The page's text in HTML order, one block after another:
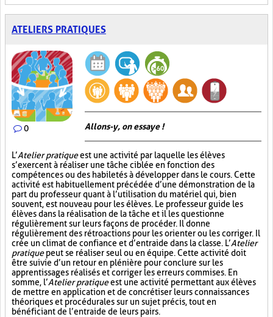
ATELIERS PRATIQUES
0 Allons-y, on essaye !
L’Atelier pratiqueest une activité par laquelle les élèves
s’exercent à réaliser une tâche ciblée en fonction des
compétences ou des habiletés à développer dans le cours. Cette
activité est habituellement précédée d’une démonstration de la
part du professeur quant à l’utilisation du matériel qui, bien
souvent, est nouveau pour les élèves. Le professeur guide les
élèves dans la réalisation de la tâche et il les questionne
régulièrement sur leurs façons de procéder. Il donne
régulièrement des rétroactions pour les orienter ou les corriger. Il
crée un climat de confiance et d’entraide dans la classe. L’Atelier
pratiquepeut se réaliser seul ou en équipe. Cette activité doit
être suivie d’un retour en plénière pour conclure sur les
apprentissages réalisés et corriger les erreurs commises. En
somme, l’Atelier pratiqueest une activité permettant aux élèves
de mettre en application et de concrétiser leurs connaissances
théoriques et procédurales sur un sujet précis, tout en
bénéficiant de l’entraide de leurs pairs.